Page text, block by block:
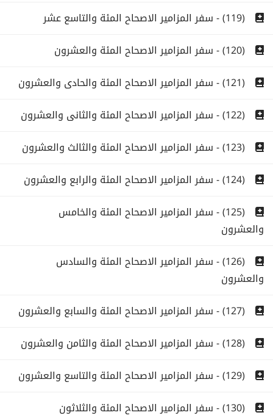
(119) - سفر المزامير الاصحاح المئة والتاسع عشر
(120) - سفر المزامير الاصحاح المئة والعشرون
(121) - سفر المزامير الاصحاح المئة والحادى والعشرون
(122) - سفر المزامير الاصحاح المئة والثانى والعشرون
(123) - سفر المزامير الاصحاح المئة والثالث والعشرون
(124) - سفر المزامير الاصحاح المئة والرابع والعشرون
(125) - سفر المزامير الاصحاح المئة والخامس
والعشرون
(126) - سفر المزامير الاصحاح المئة والسادس
والعشرون
(127) - سفر المزامير الاصحاح المئة والسابع والعشرون
(128) - سفر المزامير الاصحاح المئة والثامن والعشرون
(129) - سفر المزامير الاصحاح المئة والتاسع والعشرون
(130) - سفر المزامير الاصحاح المئة والثلاثون